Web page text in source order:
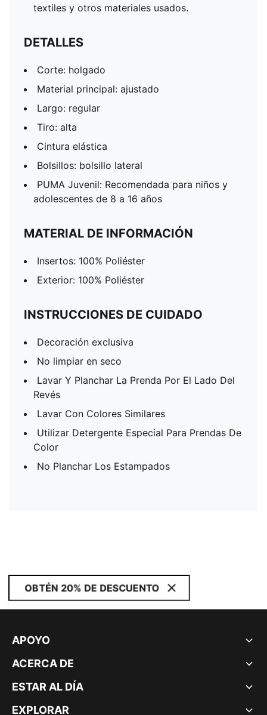
textiles y otros materiales usados.
DETALLES
Corte: holgado
Material principal: ajustado
Largo: regular
Tiro: alta
Cintura elástica
Bolsillos: bolsillo lateral
PUMA Juvenil: Recomendada para niños y
adolescentes de 8 a 16 años
MATERIAL DE INFORMACIÓN
Insertos: 100% Poliéster
Exterior: 100% Poliéster
INSTRUCCIONES DE CUIDADO
Decoración exclusiva
No limpiar en seco
Lavar Y Planchar La Prenda Por El Lado Del
Revés
Lavar Con Colores Similares
Utilizar Detergente Especial Para Prendas De
Color
No Planchar Los Estampados
OBTÉN 20% DE DESCUENTO
APOYO
ACERCA DE
ESTAR AL DÍA
EXPLORAR